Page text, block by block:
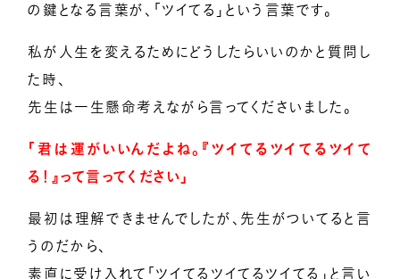
の鍵となる言葉が、「ツイてる」という言葉です。
私が人生を変えるためにどうしたらいいのかと質問し
た時、
先生は一生懸命考えながら言ってくださいました。
「君は運がいいんだよね。『ツイてるツイてるツイて
る！』って言ってください」
最初は理解できませんでしたが、先生がついてると言
うのだから、
素直に受け入れて「ツイてるツイてるツイてる」と言い